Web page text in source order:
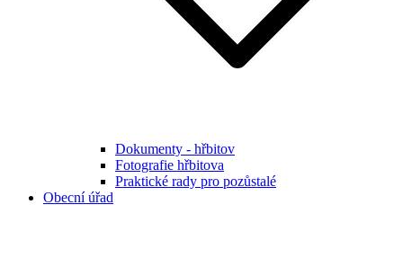
Dokumenty - hřbitov
Fotografie hřbitova
Praktické rady pro pozůstalé
Obecní úřad